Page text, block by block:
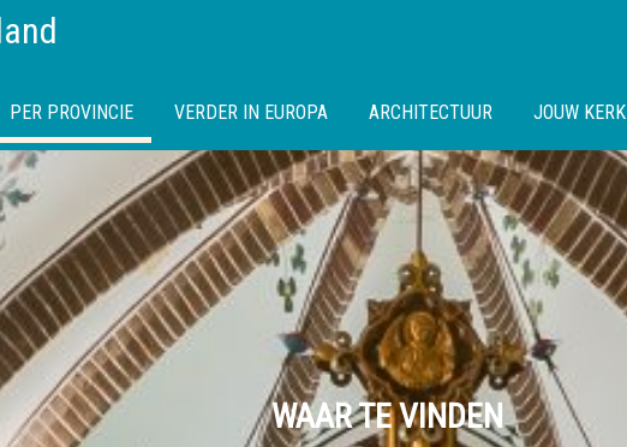
PER PROVINCIE VERDER IN EUROPA ARCHITECTUUR JOUW KERK
WAAR TE VINDEN